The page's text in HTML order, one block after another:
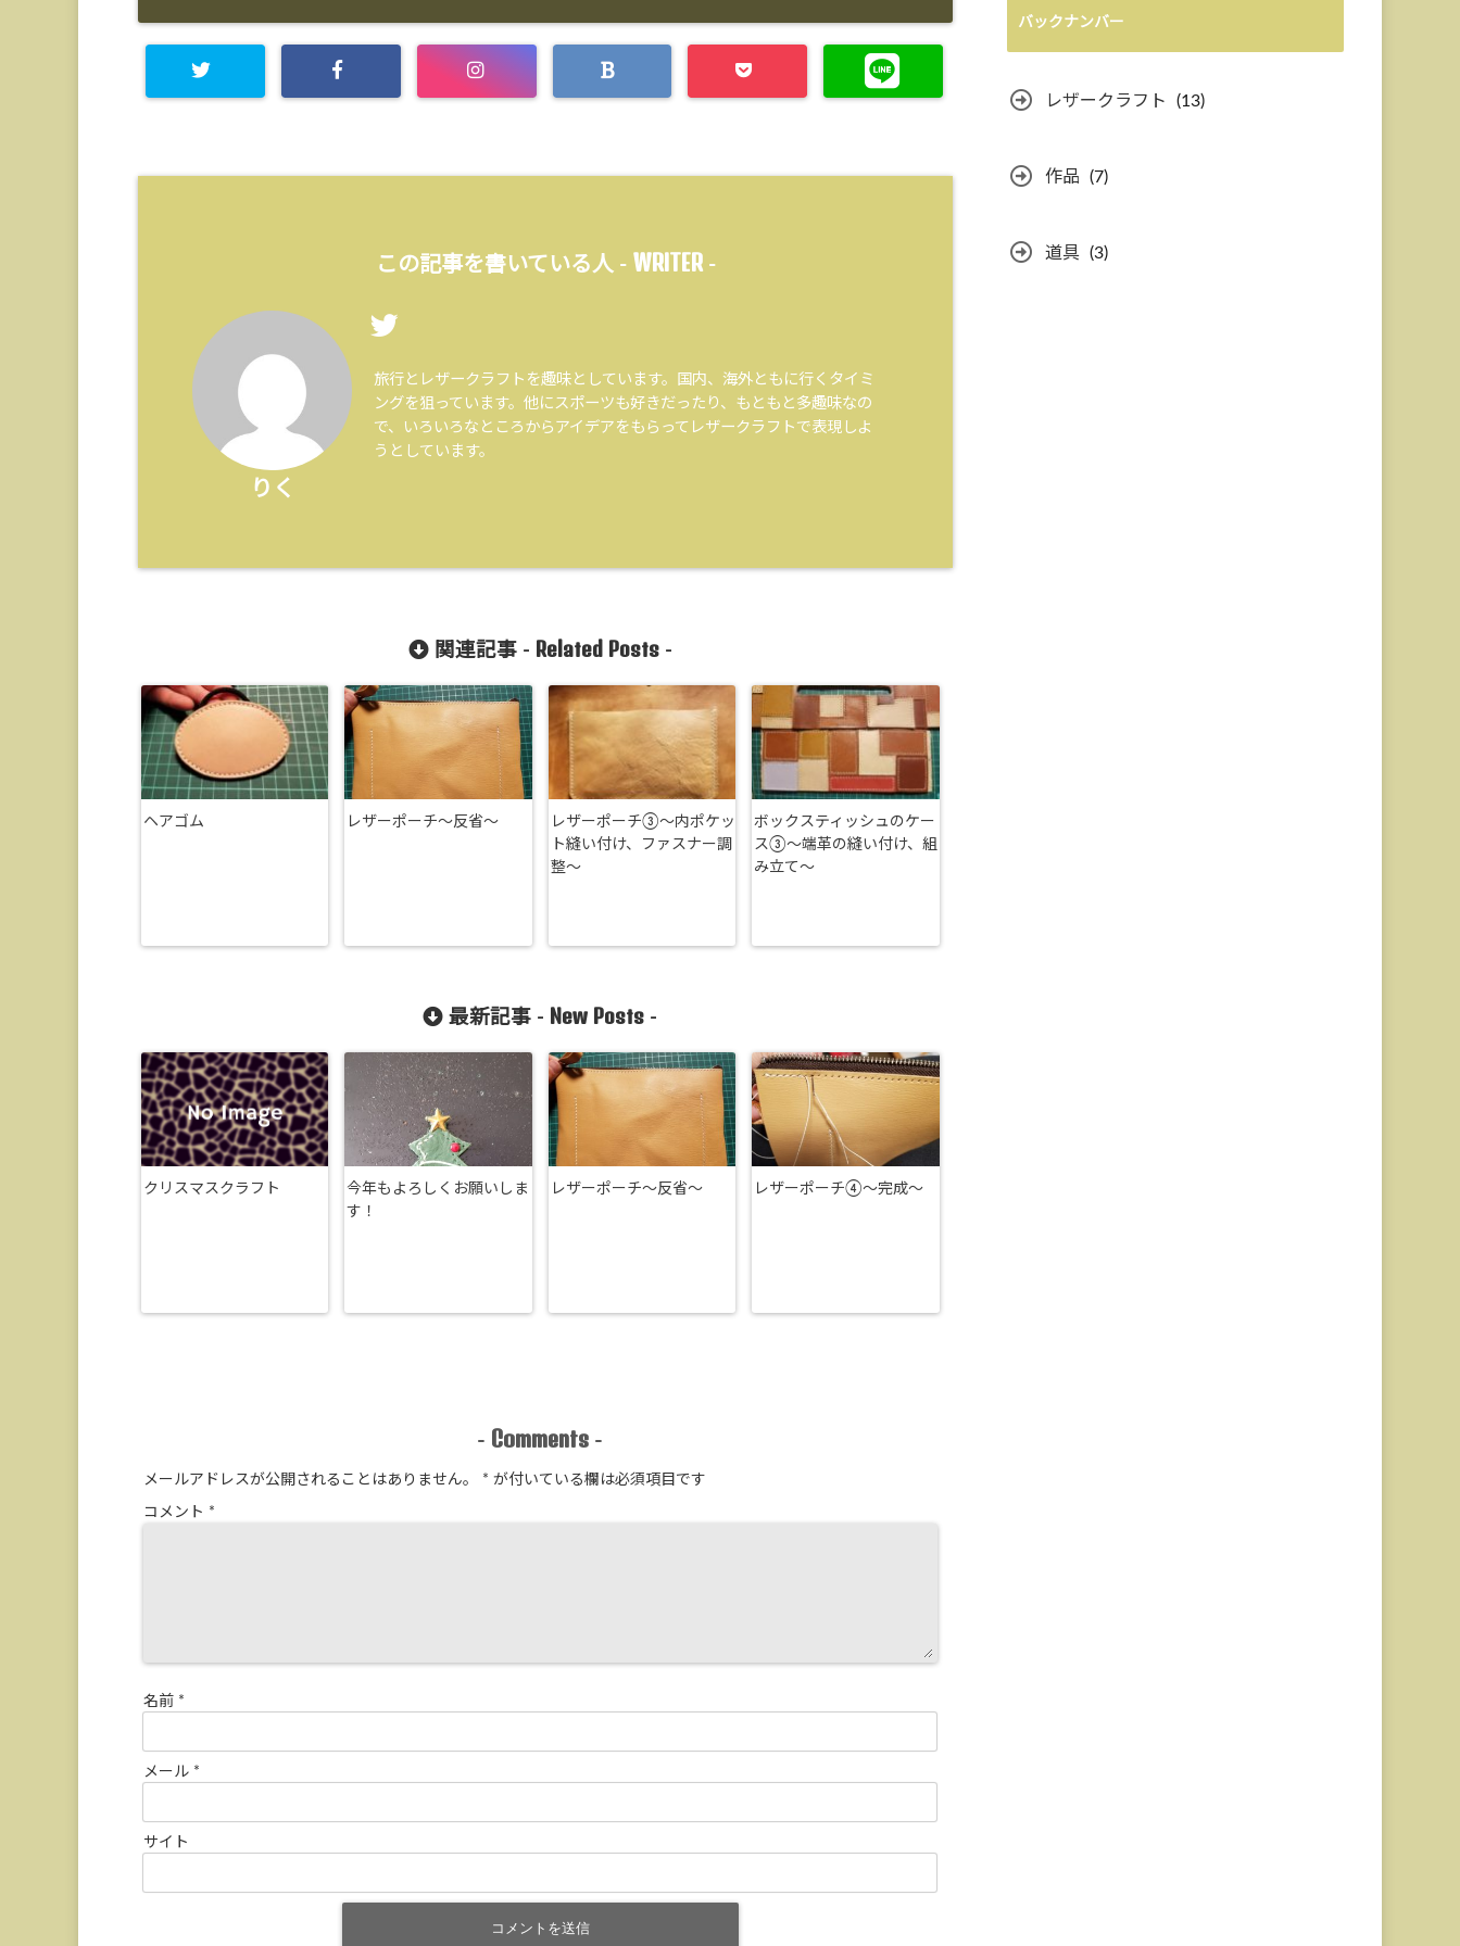
この記事を書いている人 - WRITER-
りく
旅行とレザークラフトを趣味としています。国内、海外ともに行くタイミ
ングを狙っています。他にスポーツも好きだったり、もともと多趣味なの
で、いろいろなところからアイデアをもらってレザークラフトで表現しよ
うとしています。
関連記事 - Related Posts-
ヘアゴム レザーポーチ～反省～
レザーポーチ③〜内ポケッ
ト縫い付け、ファスナー調
整〜
ボックスティッシュのケー
ス③～端革の縫い付け、組
み立て～
最新記事 - New Posts -
クリスマスクラフト
今年もよろしくお願いしま
す！
レザーポーチ～反省～ レザーポーチ④～完成～
- Comments -
メールアドレスが公開されることはありません。 * が付いている欄は必須項目です
コメント *
名前 *
メール *
サイト
バックナンバー
レザークラフト (13)
作品 (7)
道具 (3)